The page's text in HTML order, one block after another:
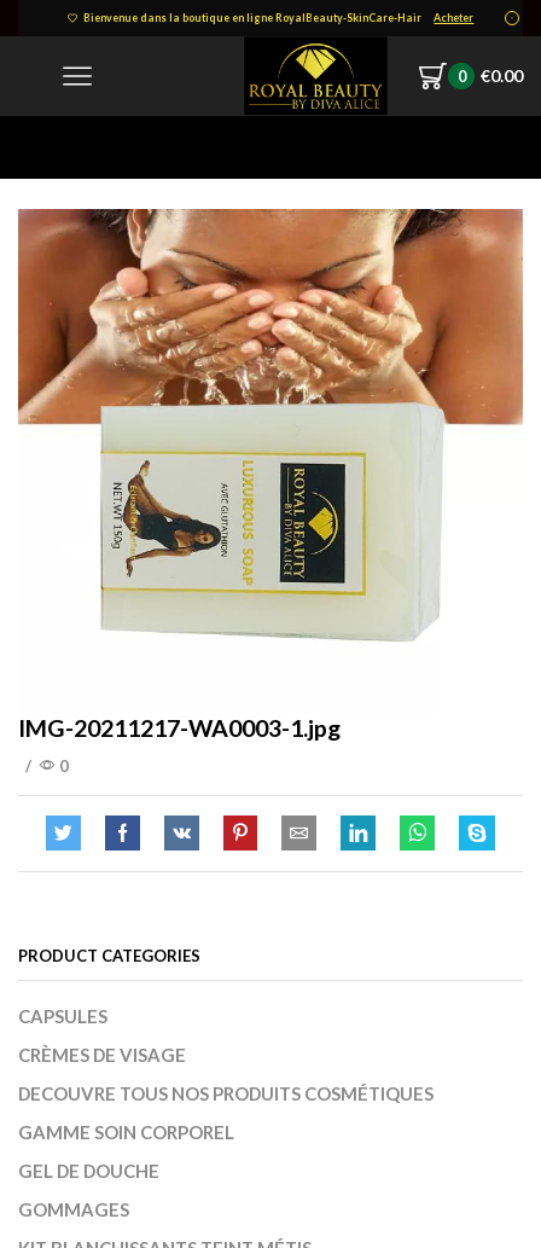
Bienvenue dans la boutique en ligne RoyalBeauty-SkinCare-Hair Acheter
0 €0.00
IMG-20211217-WA0003-1.jpg
/ 0
PRODUCT CATEGORIES
CAPSULES
CRÈMES DE VISAGE
DECOUVRE TOUS NOS PRODUITS COSMÉTIQUES
GAMME SOIN CORPOREL
GEL DE DOUCHE
GOMMAGES